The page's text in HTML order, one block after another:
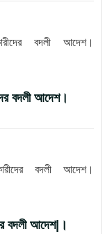
বদলী আদেশ।
বদলী আদেশ।
বদলী আদেশ।
বদলী আদেশ|।